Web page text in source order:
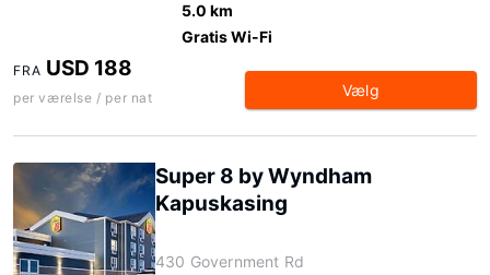
5.0 km
Gratis Wi-Fi
FRA USD 188
per værelse / per nat Vælg
Super 8 by Wyndham
Kapuskasing
430 Government Rd